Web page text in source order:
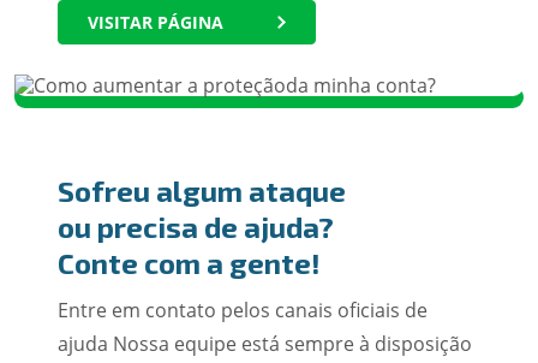
VISITAR PÁGINA
Sofreu algum ataque
ou precisa de ajuda?
Conte com a gente!
Entre em contato pelos canais oficiais de
ajuda Nossa equipe está sempre à disposição